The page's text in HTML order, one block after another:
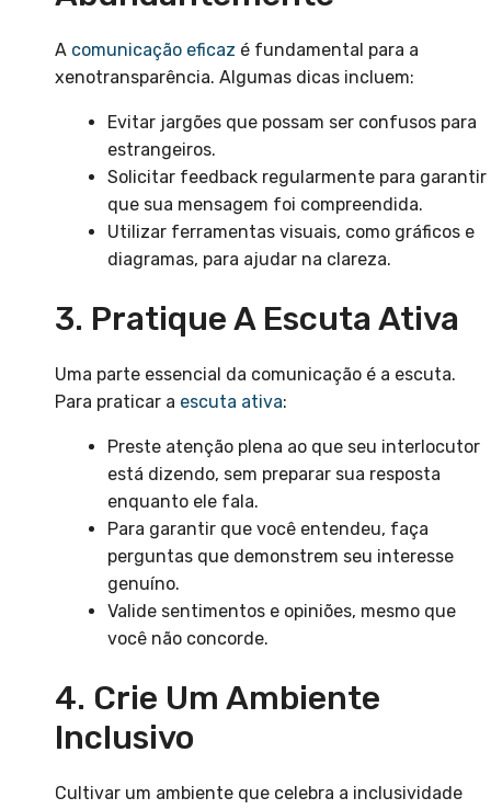
A comunicação eficaz é fundamental para a
xenotransparência. Algumas dicas incluem:
Evitar jargões que possam ser confusos para
estrangeiros.
Solicitar feedback regularmente para garantir
que sua mensagem foi compreendida.
Utilizar ferramentas visuais, como gráficos e
diagramas, para ajudar na clareza.
3. Pratique A Escuta Ativa
Uma parte essencial da comunicação é a escuta.
Para praticar a escuta ativa:
Preste atenção plena ao que seu interlocutor
está dizendo, sem preparar sua resposta
enquanto ele fala.
Para garantir que você entendeu, faça
perguntas que demonstrem seu interesse
genuíno.
Valide sentimentos e opiniões, mesmo que
você não concorde.
4. Crie Um Ambiente
Inclusivo
Cultivar um ambiente que celebra a inclusividade